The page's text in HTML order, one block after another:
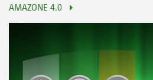
AMAZONE 4.0